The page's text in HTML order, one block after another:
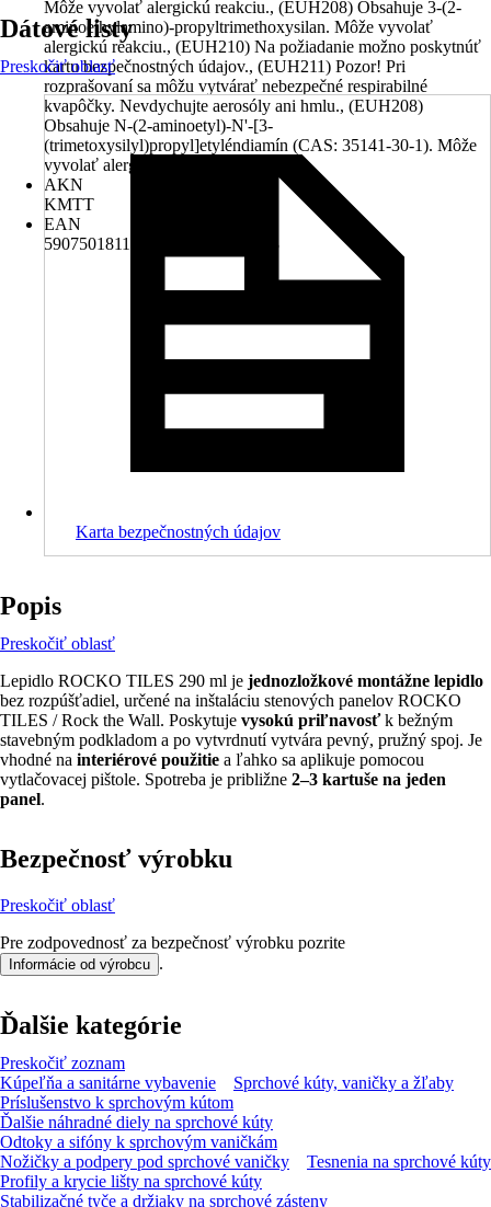
Môže vyvolať alergickú reakciu., (EUH208) Obsahuje 3-(2-
aminoethylamino)-propyltrimethoxysilan. Môže vyvolať
alergickú reakciu., (EUH210) Na požiadanie možno poskytnúť
kartu bezpečnostných údajov., (EUH211) Pozor! Pri
rozprašovaní sa môžu vytvárať nebezpečné respirabilné
kvapôčky. Nevdychujte aerosóly ani hmlu., (EUH208)
Obsahuje N-(2-aminoetyl)-N'-[3-
(trimetoxysilyl)propyl]etyléndiamín (CAS: 35141-30-1). Môže
vyvolať alergickú reakciu.
AKN
KMTT
EAN
5907501811980, 5907555422743
Dátové listy
Preskočiť oblasť
Karta bezpečnostných údajov
Popis
Preskočiť oblasť
Lepidlo ROCKO TILES 290 ml je jednozložkové montážne lepidlo
bez rozpúšťadiel, určené na inštaláciu stenových panelov ROCKO
TILES / Rock the Wall. Poskytuje vysokú priľnavosťk bežným
stavebným podkladom a po vytvrdnutí vytvára pevný, pružný spoj. Je
vhodné na interiérové ​​použitie a ľahko sa aplikuje pomocou
vytlačovacej pištole. Spotreba je približne 2–3 kartuše na jeden
panel.
Bezpečnosť výrobku
Preskočiť oblasť
Pre zodpovednosť za bezpečnosť výrobku pozrite
Informácie od výrobcu .
Ďalšie kategórie
Preskočiť zoznam
Kúpeľňa a sanitárne vybavenie
Sprchové kúty, vaničky a žľaby
Príslušenstvo k sprchovým kútom
Ďalšie náhradné diely na sprchové kúty
Odtoky a sifóny k sprchovým vaničkám
Nožičky a podpery pod sprchové vaničky
Tesnenia na sprchové kúty
Profily a krycie lišty na sprchové kúty
Stabilizačné tyče a držiaky na sprchové zásteny